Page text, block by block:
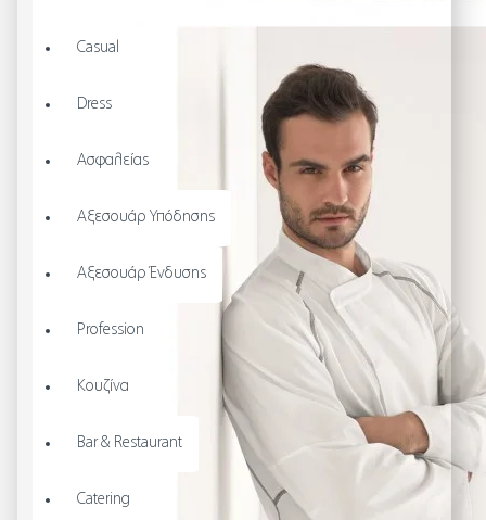
Casual
Dress
Ασφαλείας
Αξεσουάρ Υπόδησης
Αξεσουάρ Ένδυσης
Profession
Κουζίνα
Bar & Restaurant
Catering